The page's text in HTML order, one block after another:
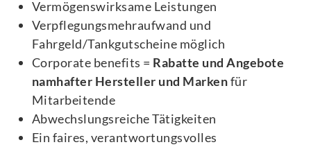
Vermögenswirksame Leistungen
Verpflegungsmehraufwand und
Fahrgeld/Tankgutscheine möglich
Corporate benefits = Rabatte und Angebote
namhafter Hersteller und Markenfür
Mitarbeitende
Abwechslungsreiche Tätigkeiten
Ein faires, verantwortungsvolles